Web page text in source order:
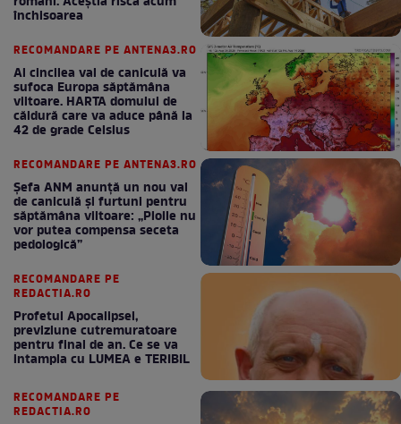
închisoarea
RECOMANDARE PE ANTENA3.RO
Al cincilea val de caniculă va
sufoca Europa săptămâna
viitoare. HARTA domului de
căldură care va aduce până la
42 de grade Celsius
RECOMANDARE PE ANTENA3.RO
Șefa ANM anunță un nou val
de caniculă și furtuni pentru
săptămâna viitoare: „Ploile nu
vor putea compensa seceta
pedologică”
RECOMANDARE PE
REDACTIA.RO
Profetul Apocalipsei,
previziune cutremuratoare
pentru final de an. Ce se va
intampla cu LUMEA e TERIBIL
RECOMANDARE PE
REDACTIA.RO